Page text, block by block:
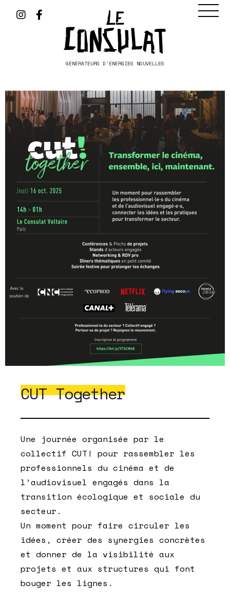
GÉNÉRATEURS D'ÉNERGIES NOUVELLES
CUT Together
Une journée organisée par le
collectif CUT! pour rassembler les
professionnels du cinéma et de
l’audiovisuel engagés dans la
transition écologique et sociale du
secteur.
Un moment pour faire circuler les
idées, créer des synergies concrètes
et donner de la visibilité aux
projets et aux structures qui font
bouger les lignes.